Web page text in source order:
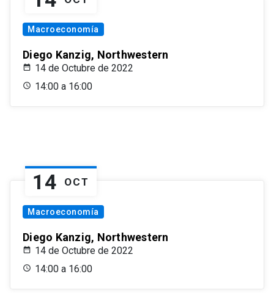
Macroeconomía
Diego Kanzig, Northwestern
14 de Octubre de 2022
14:00 a 16:00
14 OCT
Macroeconomía
Diego Kanzig, Northwestern
14 de Octubre de 2022
14:00 a 16:00